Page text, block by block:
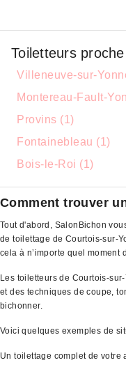
Toiletteurs
Villeneuve-sur-
Montereau-Fault-
Provins (1)
Fontainebleau (1)
Bois-le-Roi (1)
Comment trouver
Tout d'abord, SalonBichon
de toilettage de Courtois-sur-
cela à n’importe quel moment
Les toiletteurs de Courtois-
et des techniques de coupe,
bichonner.
Voici quelques exemples de
Un toilettage complet de